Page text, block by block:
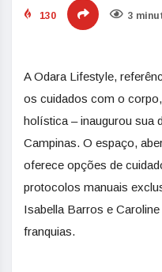
130 3
A Odara Lifestyle,
os cuidados com o
holística – inaugurou sua
Campinas. O espaço,
oferece opções de
protocolos manuais
Isabella Barros e
franquias.